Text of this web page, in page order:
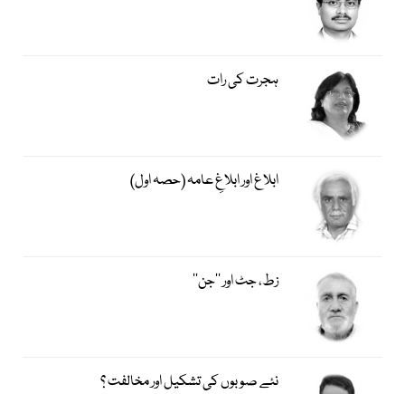
ہجرت کی رات
ابلاغ اور ابلاغِ عامہ (حصہ اول)
زط، جٹ اور ’’جن‘‘
نئے صوبوں کی تشکیل اور مخالفت ؟